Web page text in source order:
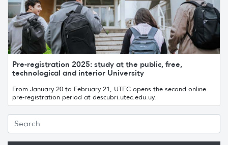
Pre-registration 2025: study at the public, free,
technological and interior University
From January 20 to February 21, UTEC opens the second online
pre-registration period at descubri.utec.edu.uy.